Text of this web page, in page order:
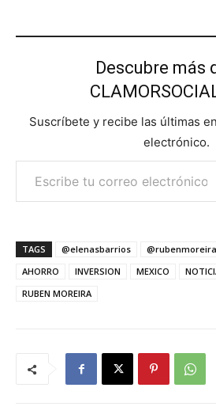
Descubre más
Suscríbete y recibe las últimas
electrónico.
Escribe tu correo electrónico…
TAGS @elenasbarrios
AHORRO
INVERSION MEXICO
RUBEN MOREIRA